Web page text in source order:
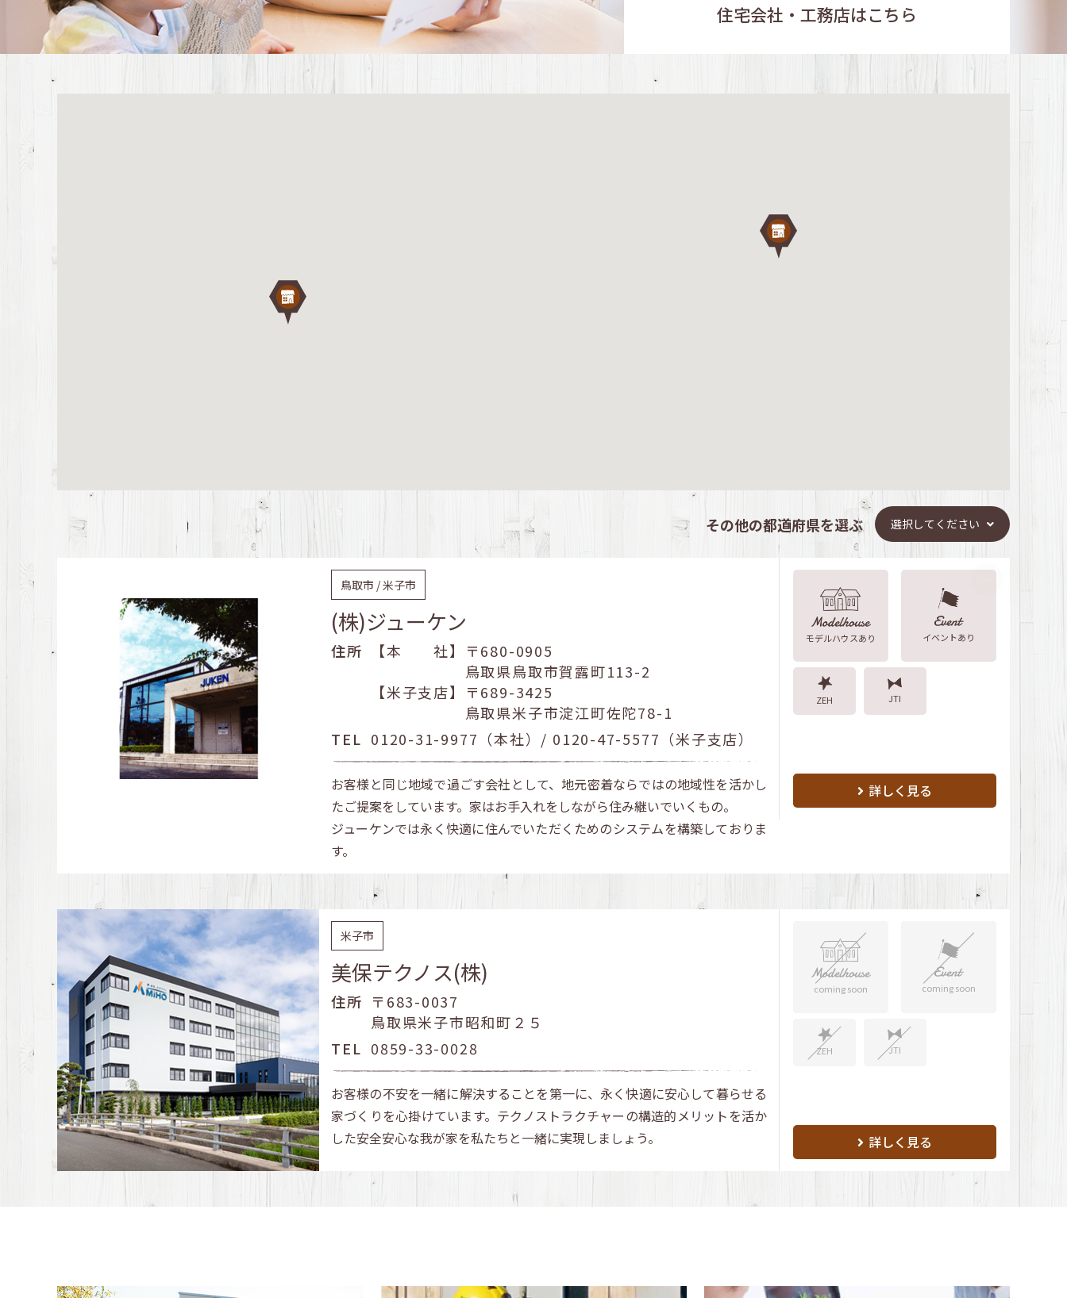
住宅会社・工務店はこちら
その他の都道府県を選ぶ 選択してください
鳥取市 / 米子市
(株)ジューケン
住所
【本 社】〒680-0905
鳥取県鳥取市賀露町113-2
【米子支店】〒689-3425
鳥取県米子市淀江町佐陀78-1
TEL 0120-31-9977（本社）/ 0120-47-5577（米子支店）
お客様と同じ地域で過ごす会社として、地元密着ならではの地域性を活かし
たご提案をしています。家はお手入れをしながら住み継いでいくもの。
ジューケンでは永く快適に住んでいただくためのシステムを構築しておりま
す。
モデルハウスあり イベントあり
ZEH JTI
詳しく見る
米子市
美保テクノス(株)
住所 〒683-0037
鳥取県米子市昭和町２５
TEL 0859-33-0028
お客様の不安を一緒に解決することを第一に、永く快適に安心して暮らせる
家づくりを心掛けています。テクノストラクチャーの構造的メリットを活か
した安全安心な我が家を私たちと一緒に実現しましょう。
coming soon coming soon
ZEH JTI
詳しく見る